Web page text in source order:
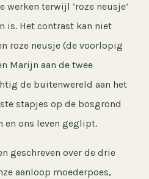
terwijl ‘roze neusje’
is. Het contrast kan niet
roze neusje (de voorlopig
Marijn aan de twee
de buitenwereld aan het
stapjes op de bosgrond
ons leven geglipt.
geschreven over de drie
aanloop moederpoes,